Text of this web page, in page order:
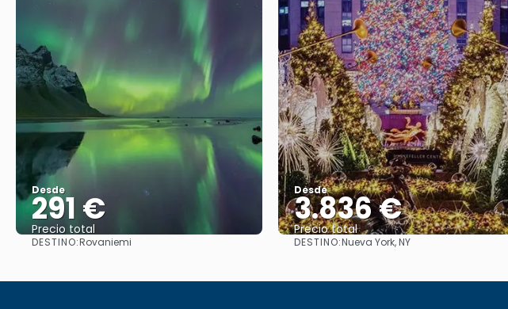
Desde
291 €
Precio total
Ver
DESTINO:Rovaniemi
Desde
3.836 €
Precio total
Ver
DESTINO:Nueva York, NY